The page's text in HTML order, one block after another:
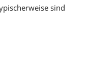
sind